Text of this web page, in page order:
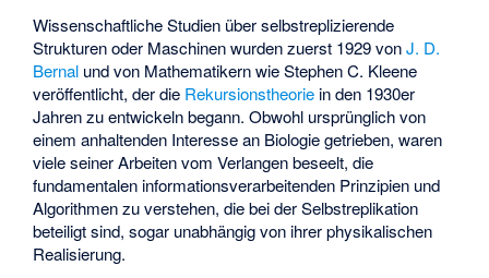
Wissenschaftliche Studien über selbstreplizierende
Strukturen oder Maschinen wurden zuerst 1929 vonJ. D.
Bernal und von Mathematikern wieStephen C. Kleene
veröffentlicht, der die Rekursionstheorie in den 1930er
Jahren zu entwickeln begann. Obwohl ursprünglich von
einem anhaltenden Interesse an Biologie getrieben, waren
viele seiner Arbeiten vom Verlangen beseelt, die
fundamentalen informationsverarbeitenden Prinzipien und
Algorithmen zu verstehen, die bei der Selbstreplikation
beteiligt sind, sogar unabhängig von ihrer physikalischen
Realisierung.